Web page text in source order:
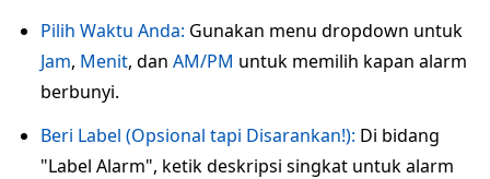
Pilih Waktu Anda: Gunakan menu dropdown untuk
Jam, Menit, dan AM/PM untuk memilih kapan alarm
berbunyi.
Beri Label (Opsional tapi Disarankan!): Di bidang
"Label Alarm", ketik deskripsi singkat untuk alarm